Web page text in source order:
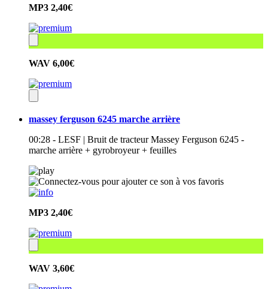
MP3 2,40€
WAV 6,00€
massey ferguson 6245 marche arrière
00:28 - LESF | Bruit de tracteur Massey Ferguson 6245 -
marche arrière + gyrobroyeur + feuilles
MP3 2,40€
WAV 3,60€